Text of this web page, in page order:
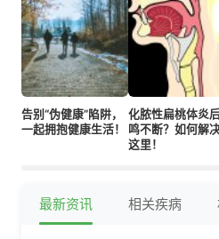
告别“伪健康”陷阱，
一起拥抱健康生活！
化脓性扁桃体炎
鸣不断？如何解
这里！
最新资讯 相关疾病